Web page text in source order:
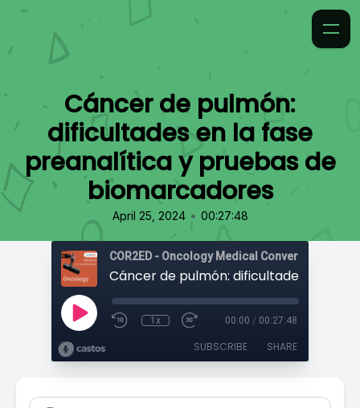
Cáncer de pulmón:
dificultades en la fase
preanalítica y pruebas de
biomarcadores
April 25, 2024 • 00:27:48
COR2ED - Oncology Medical Conversation
1x 00:00 / 00:27:48
SUBSCRIBE SHARE